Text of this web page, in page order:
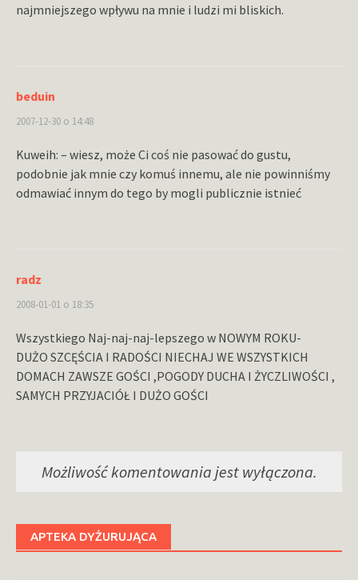
najmniejszego wpływu na mnie i ludzi mi bliskich.
beduin
2007-12-30 o 14:48
Kuweih: – wiesz, może Ci coś nie pasować do gustu,
podobnie jak mnie czy komuś innemu, ale nie powinniśmy
odmawiać innym do tego by mogli publicznie istnieć
radz
2008-01-01 o 18:35
Wszystkiego Naj-naj-naj-lepszego w NOWYM ROKU-
DUŻO SZCĘŚCIA I RADOŚCI NIECHAJ WE WSZYSTKICH
DOMACH ZAWSZE GOŚCI ,POGODY DUCHA I ŻYCZLIWOŚCI ,
SAMYCH PRZYJACIÓŁ I DUŻO GOŚCI
Możliwość komentowania jest wyłączona.
APTEKA DYŻURUJĄCA